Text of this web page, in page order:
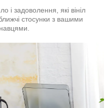
і задоволення, які вініл
стосунки з вашими